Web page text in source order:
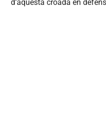
d’aquesta croada en